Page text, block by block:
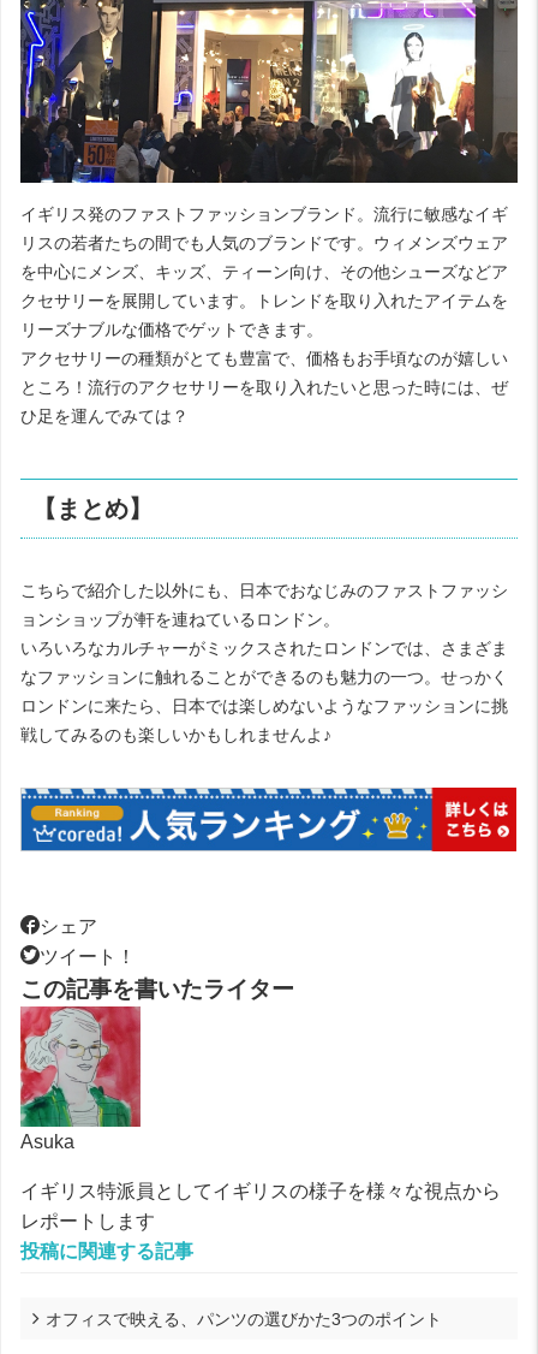
イギリス発のファストファッションブランド。流行に敏感なイギ
リスの若者たちの間でも人気のブランドです。ウィメンズウェア
を中心にメンズ、キッズ、ティーン向け、その他シューズなどア
クセサリーを展開しています。トレンドを取り入れたアイテムを
リーズナブルな価格でゲットできます。
アクセサリーの種類がとても豊富で、価格もお手頃なのが嬉しい
ところ！流行のアクセサリーを取り入れたいと思った時には、ぜ
ひ足を運んでみては？
【まとめ】
こちらで紹介した以外にも、日本でおなじみのファストファッシ
ョンショップが軒を連ねているロンドン。
いろいろなカルチャーがミックスされたロンドンでは、さまざま
なファッションに触れることができるのも魅力の一つ。せっかく
ロンドンに来たら、日本では楽しめないようなファッションに挑
戦してみるのも楽しいかもしれませんよ♪
シェア
ツイート！
この記事を書いたライター
Asuka
イギリス特派員としてイギリスの様子を様々な視点から
レポートします
投稿に関連する記事
オフィスで映える、パンツの選びかた3つのポイント